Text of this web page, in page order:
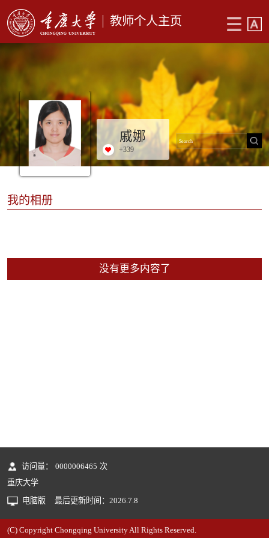
教师个人主页
戚娜
+339
我的相册
没有更多内容了
访问量： 0000006465 次
重庆大学
电脑版
最后更新时间： 2026 7 8
(C) Copyright Chongqing University All Rights Reserved.